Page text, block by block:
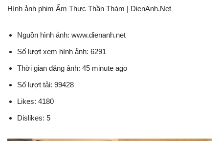
Hình ảnh phim Ẩm Thực Thần Thám | DienAnh.Net
Nguồn hình ảnh: www.dienanh.net
Số lượt xem hình ảnh: 6291
Thời gian đăng ảnh: 45 minute ago
Số lượt tải: 99428
Likes: 4180
Dislikes: 5